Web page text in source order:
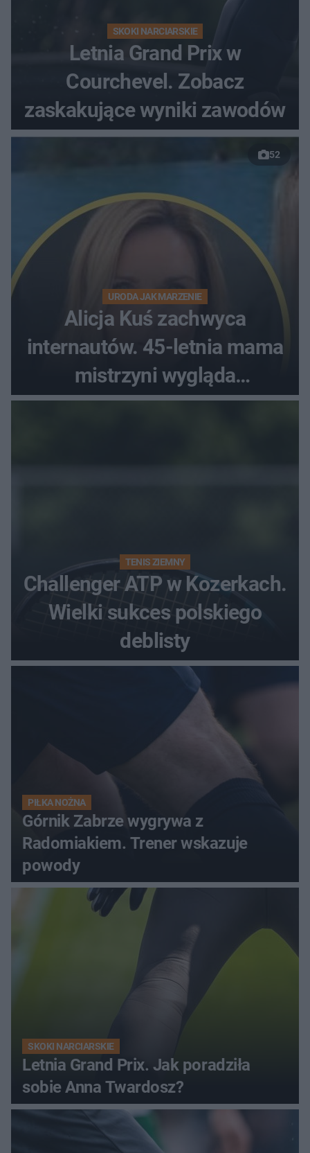
SKOKI NARCIARSKIE
Letnia Grand Prix w
Courchevel. Zobacz
zaskakujące wyniki zawodów
52
URODA JAK MARZENIE
Alicja Kuś zachwyca
internautów. 45-letnia mama
mistrzyni wygląda
zjawiskowo
TENIS ZIEMNY
Challenger ATP w Kozerkach.
Wielki sukces polskiego
deblisty
PIŁKA NOŻNA
Górnik Zabrze wygrywa z
Radomiakiem. Trener wskazuje
powody
SKOKI NARCIARSKIE
Letnia Grand Prix. Jak poradziła
sobie Anna Twardosz?